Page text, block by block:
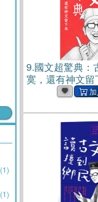
(1)
(1)
9.國文超驚典：
寞，還有神文留